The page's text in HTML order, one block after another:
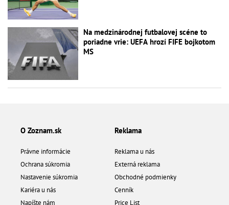
Na medzinárodnej futbalovej scéne to
poriadne vrie: UEFA hrozí FIFE bojkotom
MS
O Zoznam.sk
Právne informácie
Ochrana súkromia
Nastavenie súkromia
Kariéra u nás
Napíšte nám
Reklama
Reklama u nás
Externá reklama
Obchodné podmienky
Cenník
Price List